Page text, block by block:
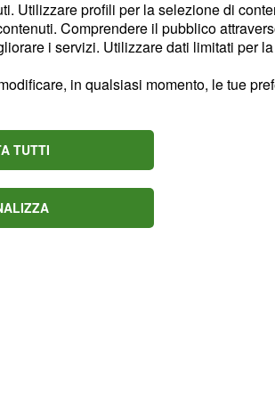
Utilizzare profili per la selezione di
Comprendere il pubblico
i servizi. Utilizzare dati limitati per
in qualsiasi momento, le tue
TUTTI